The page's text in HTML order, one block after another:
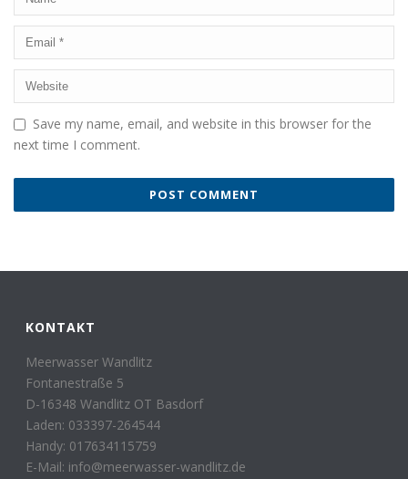
Save my name, email, and website in this browser for the
next time I comment.
KONTAKT
Meerwasser Wandlitz
Fontanestraße 5
D-16348 Wandlitz OT Basdorf
Laden: 033397-264544
Handy: 017634115759
E-Mail: info@meerwasser-wandlitz.de